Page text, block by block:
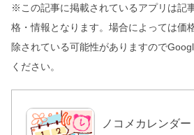
※この記事に掲載されているアプリは記
格・情報となります。場合によっては価
除されている可能性がありますので
ください。
ノコメカレンダ